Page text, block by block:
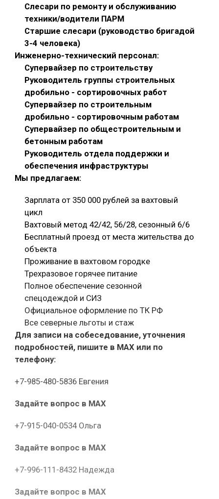
Слесари по ремонту и обслуживанию
техники/водители ПАРМ
Старшие слесари (руководство бригадой
3-4 человека)
Инженерно-технический персонал:
Супервайзер по строительству
Руководитель группы строительных
дробильно - сортировочных работ
Супервайзер по строительным
дробильно - сортировочным работам
Супервайзер по общестроительным и
бетонным работам
Руководитель отдела поддержки и
обеспечения инфраструктуры
Мы предлагаем:
Зарплата от 350 000 рублей за вахтовый
цикл
Вахтовый метод 42/42, 56/28, сезонный 6/6
Бесплатный проезд от места жительства до
объекта
Проживание в вахтовом городке
Трехразовое горячее питание
Полное обеспечение сезонной
спецодеждой и СИЗ
Официальное оформление по ТК РФ
Все северные льготы и стаж
Для записи на собеседование, уточнения
подробностей, пишите в МАХ или по
телефону:
+7-985-480-5836 Евгения
Задайте вопрос в MAX
+7-915-040-0534 Ольга
Задайте вопрос в MAX
+7-996-111-8432 Надежда
Задайте вопрос в MAX